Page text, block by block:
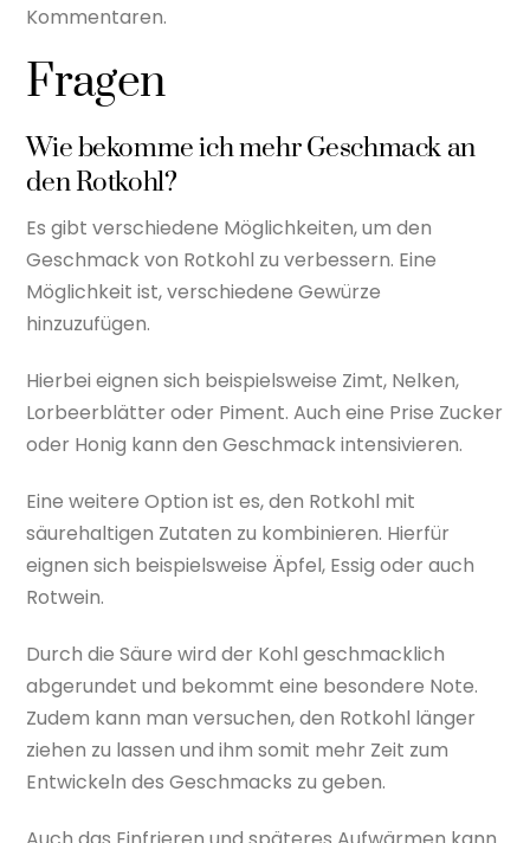
Kommentaren.
Fragen
Wie bekomme ich mehr Geschmack an
den Rotkohl?
Es gibt verschiedene Möglichkeiten, um den
Geschmack von Rotkohl zu verbessern. Eine
Möglichkeit ist, verschiedene Gewürze
hinzuzufügen.
Hierbei eignen sich beispielsweise Zimt, Nelken,
Lorbeerblätter oder Piment. Auch eine Prise Zucker
oder Honig kann den Geschmack intensivieren.
Eine weitere Option ist es, den Rotkohl mit
säurehaltigen Zutaten zu kombinieren. Hierfür
eignen sich beispielsweise Äpfel, Essig oder auch
Rotwein.
Durch die Säure wird der Kohl geschmacklich
abgerundet und bekommt eine besondere Note.
Zudem kann man versuchen, den Rotkohl länger
ziehen zu lassen und ihm somit mehr Zeit zum
Entwickeln des Geschmacks zu geben.